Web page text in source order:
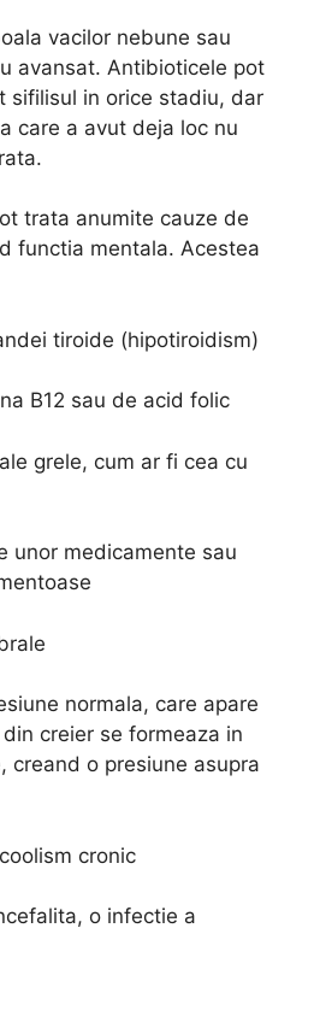
vacilor nebune sau
avansat. Antibioticele pot
sifilisul in orice stadiu, dar
care a avut deja loc nu
trata anumite cauze de
functia mentala. Acestea
tiroide (hipotiroidism)
B12 sau de acid folic
grele, cum ar fi cea cu
unor medicamente sau
normala, care apare
creier se formeaza in
creand o presiune asupra
cronic
o infectie a